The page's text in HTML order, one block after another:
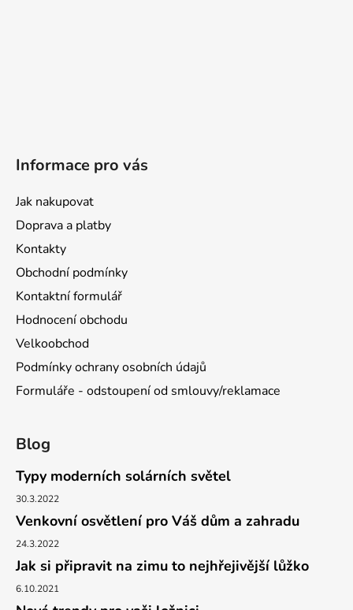
Informace pro vás
Jak nakupovat
Doprava a platby
Kontakty
Obchodní podmínky
Kontaktní formulář
Hodnocení obchodu
Velkoobchod
Podmínky ochrany osobních údajů
Formuláře - odstoupení od smlouvy/reklamace
Blog
Typy moderních solárních světel
30.3.2022
Venkovní osvětlení pro Váš dům a zahradu
24.3.2022
Jak si připravit na zimu to nejhřejivější lůžko
6.10.2021